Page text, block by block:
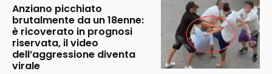
Anziano picchiato
brutalmente da un 18enne:
è ricoverato in prognosi
riservata, il video
dell’aggressione diventa
virale